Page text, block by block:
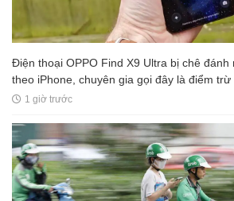
Điện thoại OPPO Find X9 Ultra bị chê đánh
theo iPhone, chuyên gia gọi đây là điểm
1 giờ trước